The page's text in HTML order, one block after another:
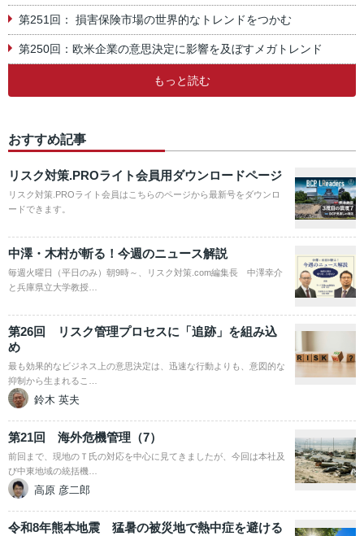
第251回： 損害保険市場の世界的なトレンドをつかむ
第250回：欧米企業の意思決定に影響を及ぼすメガトレンド
もっと読む
おすすめ記事
リスク対策.PROライト会員用ダウンロードページ
リスク対策.PROライト会員はこちらのページから最新号をダウンロ
ードできます。
中澤・木村が斬る！今週のニュース解説
毎週火曜日（平日のみ）朝9時～、リスク対策.com編集長 中澤幸介
と兵庫県立大学教授…
第26回 リスク管理プロセスに「追跡」を組み込
め
最も効果的なビジネス上の意思決定は、迅速な行動よりも、意図的な
抑制から生まれるこ…
鈴木 英夫
第21回 海外危機管理（7）
前回まで、現地のＴ氏の対応を中心に見てきましたが、今回は本社及
び中東地域の統括機…
高原 彦二郎
令和8年熊本地震 猛暑の被災地で熱中症を避ける